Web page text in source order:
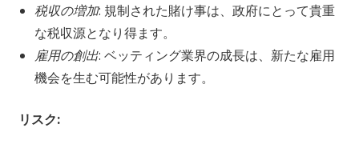
税収の増加: 規制された賭け事は、政府にとって貴重
な税収源となり得ます。
雇用の創出: ベッティング業界の成長は、新たな雇用
機会を生む可能性があります。
リスク: